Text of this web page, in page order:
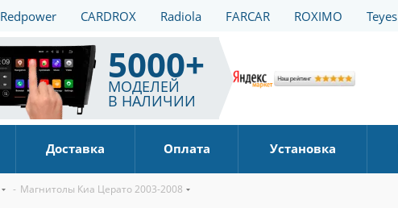
Redpower CARDROX Radiola FARCAR ROXIMO Teyes
5000+
МОДЕЛЕЙ
В НАЛИЧИИ
Доставка Оплата Установка
- Магнитолы Киа Церато 2003-2008